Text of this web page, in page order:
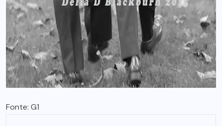
Fonte: G1